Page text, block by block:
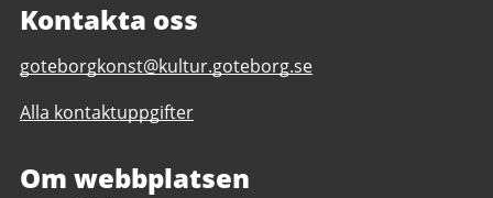
Kontakta oss
E-
till
Konst
goteborgkonst@kultur.goteborg.se
Alla kontaktuppgifter
Om webbplatsen